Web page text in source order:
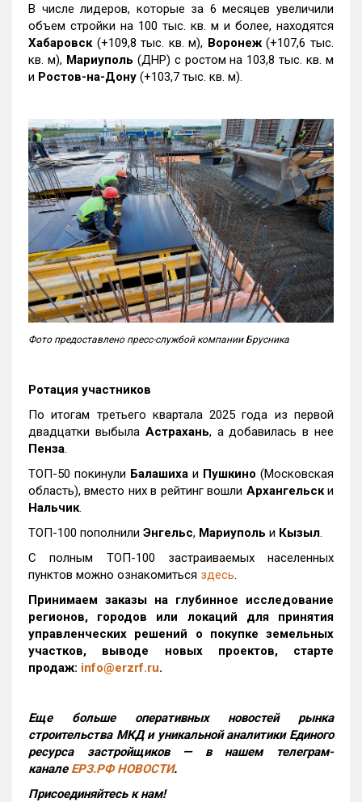
В числе лидеров, которые за 6 месяцев увеличили
объем стройки на 100 тыс. кв. м и более, находятся
Хабаровск (+109,8 тыс. кв. м), Воронеж(+107,6 тыс.
кв. м), Мариуполь (ДНР) с ростом на 103,8 тыс. кв. м
и Ростов-на-Дону (+103,7 тыс. кв. м).
Фото предоставлено пресс-службой компании Брусника
Ротация участников
По итогам третьего квартала 2025 года из первой
двадцатки выбыла Астрахань, а добавилась в нее
Пенза.
ТОП-50 покинули Балашиха и Пушкино (Московская
область), вместо них в рейтинг вошли Архангельски
Нальчик.
ТОП-100 пополнили Энгельс, Мариуполь и Кызыл.
С полным ТОП-100 застраиваемых населенных
пунктов можно ознакомиться здесь.
Принимаем заказы на глубинное исследование
регионов, городов или локаций для принятия
управленческих решений о покупке земельных
участков, выводе новых проектов, старте
продаж: info@erzrf.ru.
Еще больше оперативных новостей рынка
строительства МКД и уникальной аналитики Единого
ресурса застройщиков — в нашем телеграм-
канале ЕРЗ.РФ НОВОСТИ.
Присоединяйтесь к нам!